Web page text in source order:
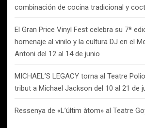
combinación de cocina tradicional y
El Gran Price Vinyl Fest celebra su 7ª
homenaje al vinilo y la cultura DJ en el
Antoni del 12 al 14 de junio
MICHAEL’S LEGACY torna al Teatre
tribut a Michael Jackson del 10 al 21 de
Ressenya de «L’últim àtom» al Teatre